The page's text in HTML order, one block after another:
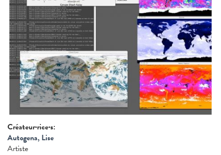
Créateur·rice·s:
Autogena, Lise
Artiste